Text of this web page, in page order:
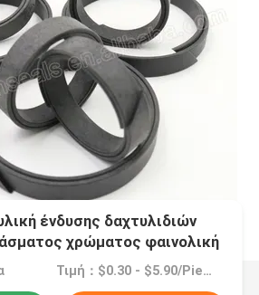
ένδυσης δαχτυλιδιών
χρώματος φαινολική
Τιμή：$0.30 - $5.90/Pieces